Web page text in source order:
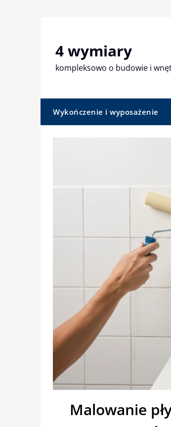
4 wymiary
kompleksowo o budowie i
Wykończenie i wyposażenie
Malowanie